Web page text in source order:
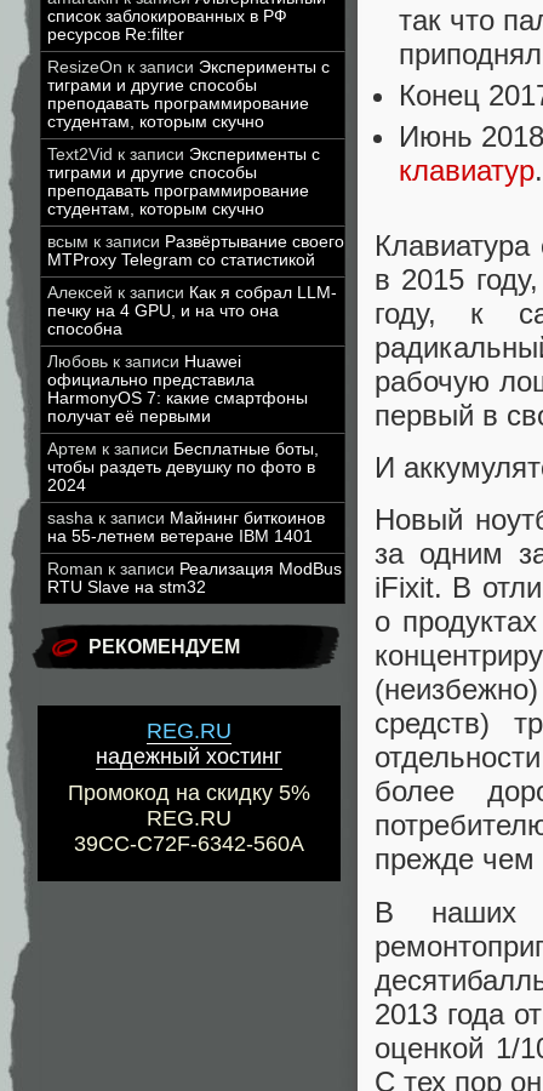
список заблокированных в РФ
ресурсов Re:filter
ResizeOn к записи Эксперименты с
тиграми и другие способы
преподавать программирование
студентам, которым скучно
Text2Vid к записи Эксперименты с
тиграми и другие способы
преподавать программирование
студентам, которым скучно
всым к записи Развёртывание своего
MTProxy Telegram со статистикой
Алексей к записи Как я собрал LLM-
печку на 4 GPU, и на что она
способна
Любовь к записи Huawei
официально представила
HarmonyOS 7: какие смартфоны
получат её первыми
Артем к записи Бесплатные боты,
чтобы раздеть девушку по фото в
2024
sasha к записи Майнинг биткоинов
на 55-летнем ветеране IBM 1401
Roman к записи Реализация ModBus
RTU Slave на stm32
РЕКОМЕНДУЕМ
REG.RU
надежный хостинг
Промокод на скидку 5%
REG.RU
39CC-C72F-6342-560A
так что
Конец
Июнь
клавиатур.
в 2015
году, к
рабочую
первый в
И
Новый
за одним
iFixit. В
о
средств)
более
прежде чем
В наших
2013 года
оценкой 1/
С тех пор